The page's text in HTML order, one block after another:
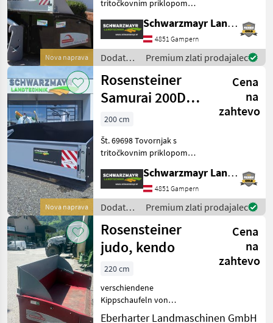
Nova naprava
tritočkovnim priklopom
tritočkovnim priklopom s
kroglastimi cevmi
kategorije 2 in 3 - s tovorno
površino 250 x 125 cm
Schwarzmayr Landtechnik GmbH - Gampern
4851 Gampern
Dodatna
oprema
za
traktorje
/
Rosensteiner
Premium zlati prodajalec
Nova naprava
Rosensteiner
Samurai 200D
evrov
Cena
na
zahtevo
200 cm
Št. 69698 Tovornjak s
tritočkovnim priklopom
tritočkovnim priklopom s
kroglastimi cevmi,
kategorija 2 - z dodatnim
priklopom EURO - s tovorn
Schwarzmayr Landtechnik GmbH - Gampern
4851 Gampern
Dodatna
oprema
za
traktorje
/
Rosensteiner
Premium zlati prodajalec
Rosensteiner
judo, kendo
Cena
na
zahtevo
220 cm
verschiendene
Kippschaufeln von
Rosensteiner zwischen 1, 8
Eberharter Landmaschinen GmbH